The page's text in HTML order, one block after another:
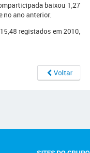
baixou 1,27
no ano anterior.
registados em 2010,
Voltar